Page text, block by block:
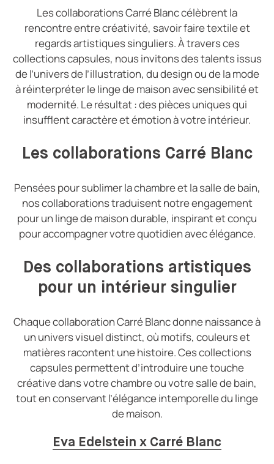
Les collaborations Carré Blanc célèbrent la
rencontre entre créativité, savoir faire textile et
regards artistiques singuliers. À travers ces
collections capsules, nous invitons des talents issus
de l’univers de l’illustration, du design ou de la mode
à réinterpréter le linge de maison avec sensibilité et
modernité. Le résultat : des pièces uniques qui
insufflent caractère et émotion à votre intérieur.
Les collaborations Carré Blanc
Pensées pour sublimer la chambre et la salle de bain,
nos collaborations traduisent notre engagement
pour un linge de maison durable, inspirant et conçu
pour accompagner votre quotidien avec élégance.
Des collaborations artistiques
pour un intérieur singulier
Chaque collaboration Carré Blanc donne naissance à
un univers visuel distinct, où motifs, couleurs et
matières racontent une histoire. Ces collections
capsules permettent d’introduire une touche
créative dans votre chambre ou votre salle de bain,
tout en conservant l’élégance intemporelle du linge
de maison.
Eva Edelstein x Carré Blanc